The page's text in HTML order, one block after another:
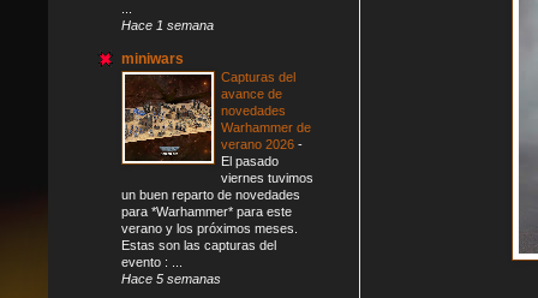
Hace 1 semana
miniwars
Capturas del
avance de
novedades
Warhammer de
verano 2026 -
El pasado
viernes tuvimos
un buen reparto de novedades
para *Warhammer* para este
verano y los próximos meses.
Estas son las capturas del
evento : ...
Hace 5 semanas